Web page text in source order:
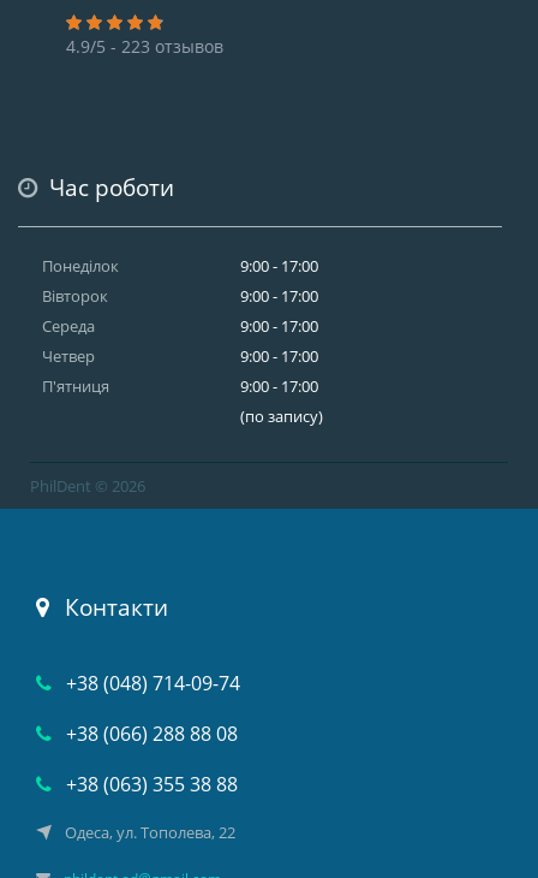
4.9/5 - 223 отзывов
Час роботи
Понеділок
Вівторок
Середа
Четвер
П'ятниця
9:00 - 17:00
9:00 - 17:00
9:00 - 17:00
9:00 - 17:00
9:00 - 17:00
(по запису)
PhilDent © 2026
Контакти
+38 (048) 714-09-74
+38 (066) 288 88 08
+38 (063) 355 38 88
Одеса, ул. Тополева, 22